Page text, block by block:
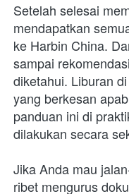
Setelah selesai
mendapatkan
ke Harbin China.
sampai
diketahui. Liburan
yang berkesan
panduan ini di
dilakukan secara
Jika Anda mau